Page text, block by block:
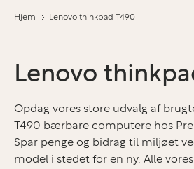
Hjem Lenovo thinkpad T490
Lenovo
Opdag vores store udvalg af
T490 bærbare computere hos
Spar penge og bidrag til miljøet
model i stedet for en ny. Alle